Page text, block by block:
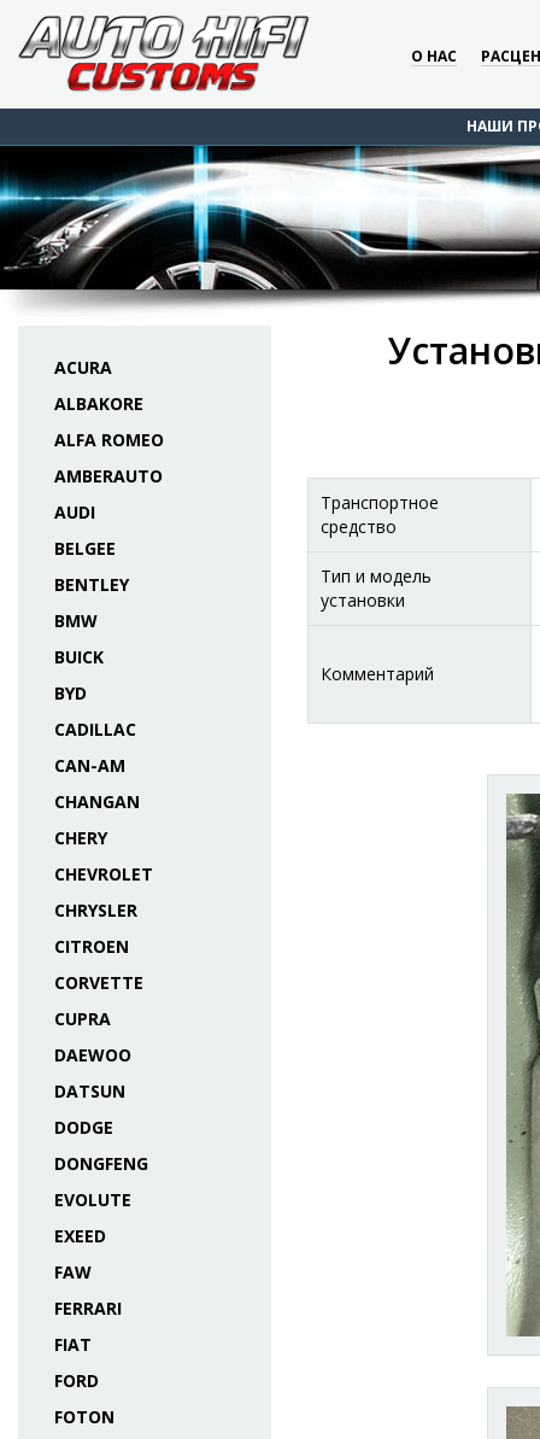
О НАС
НАШИ
ACURA
ALBAKORE
ALFA ROMEO
AMBERAUTO
AUDI
BELGEE
BENTLEY
BMW
BUICK
BYD
CADILLAC
CAN-AM
CHANGAN
CHERY
CHEVROLET
CHRYSLER
CITROEN
CORVETTE
CUPRA
DAEWOO
DATSUN
DODGE
DONGFENG
EVOLUTE
EXEED
FAW
FERRARI
FIAT
FORD
FOTON
Транспортное
средство
Тип и модель
установки
Комментарий